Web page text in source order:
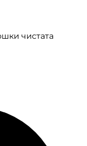
чистата